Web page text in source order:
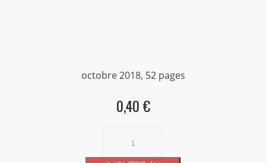
octobre 2018, 52 pages
0,40 €